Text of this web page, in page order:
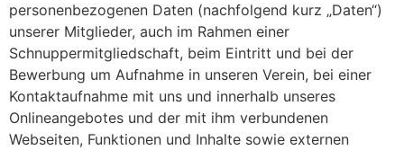
personenbezogenen Daten (nachfolgend kurz „Daten“)
unserer Mitglieder, auch im Rahmen einer
Schnuppermitgliedschaft, beim Eintritt und bei der
Bewerbung um Aufnahme in unseren Verein, bei einer
Kontaktaufnahme mit uns und innerhalb unseres
Onlineangebotes und der mit ihm verbundenen
Webseiten, Funktionen und Inhalte sowie externen